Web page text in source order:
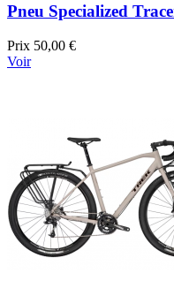
Pneu Specialized
Prix 50,00 €
Voir